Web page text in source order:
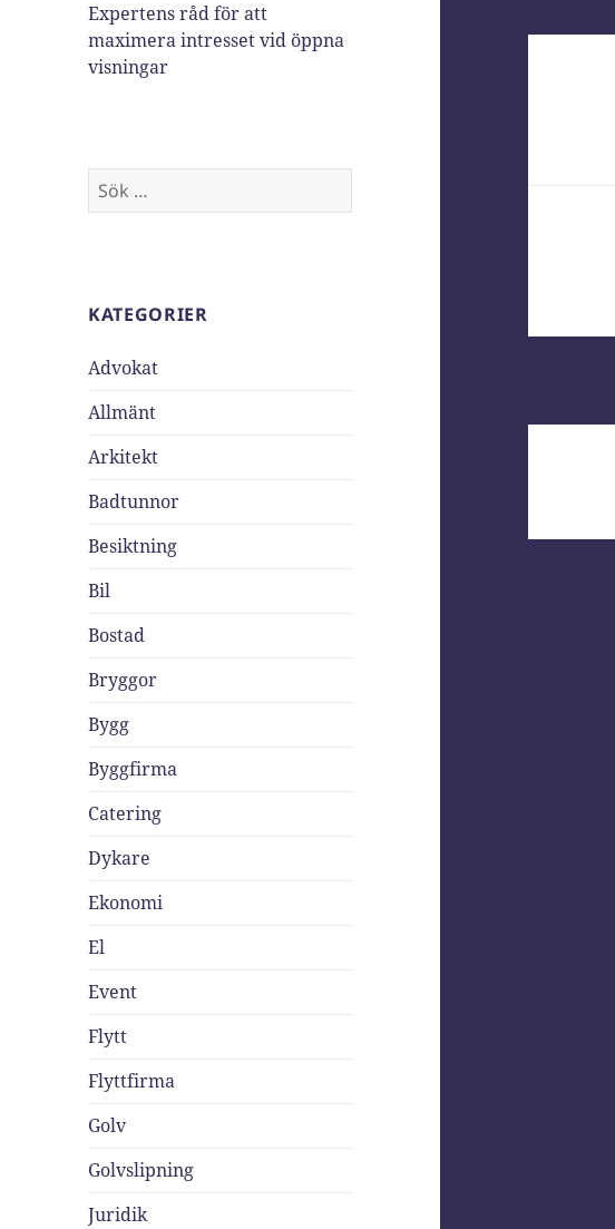
Expertens råd för att
maximera intresset vid öppna
visningar
Sök
efter:
KATEGORIER
Advokat
Allmänt
Arkitekt
Badtunnor
Besiktning
Bil
Bostad
Bryggor
Bygg
Byggfirma
Catering
Dykare
Ekonomi
El
Event
Flytt
Flyttfirma
Golv
Golvslipning
Juridik